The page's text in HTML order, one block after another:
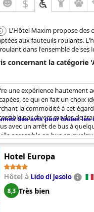
en matière de mobilité.
$
L'Hôtel Maxim propose des
aux fauteuils roulants.
dans l'ensemble de ses
communs. Les
incluent des cordons
toilettes avec barres d'appui,
et des toilettes de niveau
que des panneaux tactiles et
concernant la catégorie
une expérience hautement
ce qui en fait un choix
la commodité à cet
par divers modes de
avec un arrêt de bus à
accessible en bus en
se garer devant
adjacent, bien
le parking.
propre et simple, avec des
ce qui garantit un accès
roulant et aux personnes
pour personnes
des avis pour toutes les
Hotel Europa
Hôtel à Lido di Jesolo
8,3 Très bien